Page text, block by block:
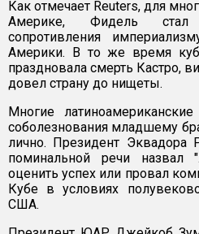
Как отмечает Reuters, для
Америке, Фидель стал
сопротивления
Америки. В то же время
праздновала смерть Кастро,
довел страну до нищеты.
Многие
соболезнования младшему
лично. Президент Эквадора
поминальной речи назвал
оценить успех или провал
Кубе в условиях
США.